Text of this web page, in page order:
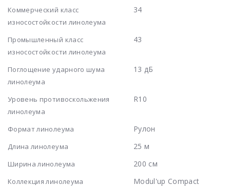
Коммерческий класс
износостойкости линолеума
34
Промышленный класс
износостойкости линолеума
43
Поглощение ударного шума
линолеума
13 дБ
Уровень противоскольжения
линолеума
R10
Формат линолеума Рулон
Длина линолеума 25 м
Ширина линолеума 200 см
Коллекция линолеума Modul'up Compact